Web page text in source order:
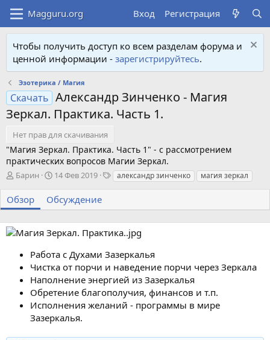
Вход Регистрация
Чтобы получить доступ ко всем разделам форума и
ценной информации - зарегистрируйтесь.
Эзотерика / Магия
Скачать Александр Зинченко - Магия
Зеркал. Практика. Часть 1.
Нет прав для скачивания
"Магия Зеркал. Практика. Часть 1" - с рассмотрением
практических вопросов Магии Зеркал.
А
т
о
Барин
Д
т
а
о
д
н
и
я
14 Фев 2019
Т
и
александр зинченко магия зеркал
Обзор Обсуждение
Работа с Духами Зазеркалья
Чистка от порчи и наведение порчи через Зеркала
Наполнение энергией из Зазеркалья
Обретение благополучия, финансов и т.п.
Исполнения желаний - программы в мире
Зазеркалья.